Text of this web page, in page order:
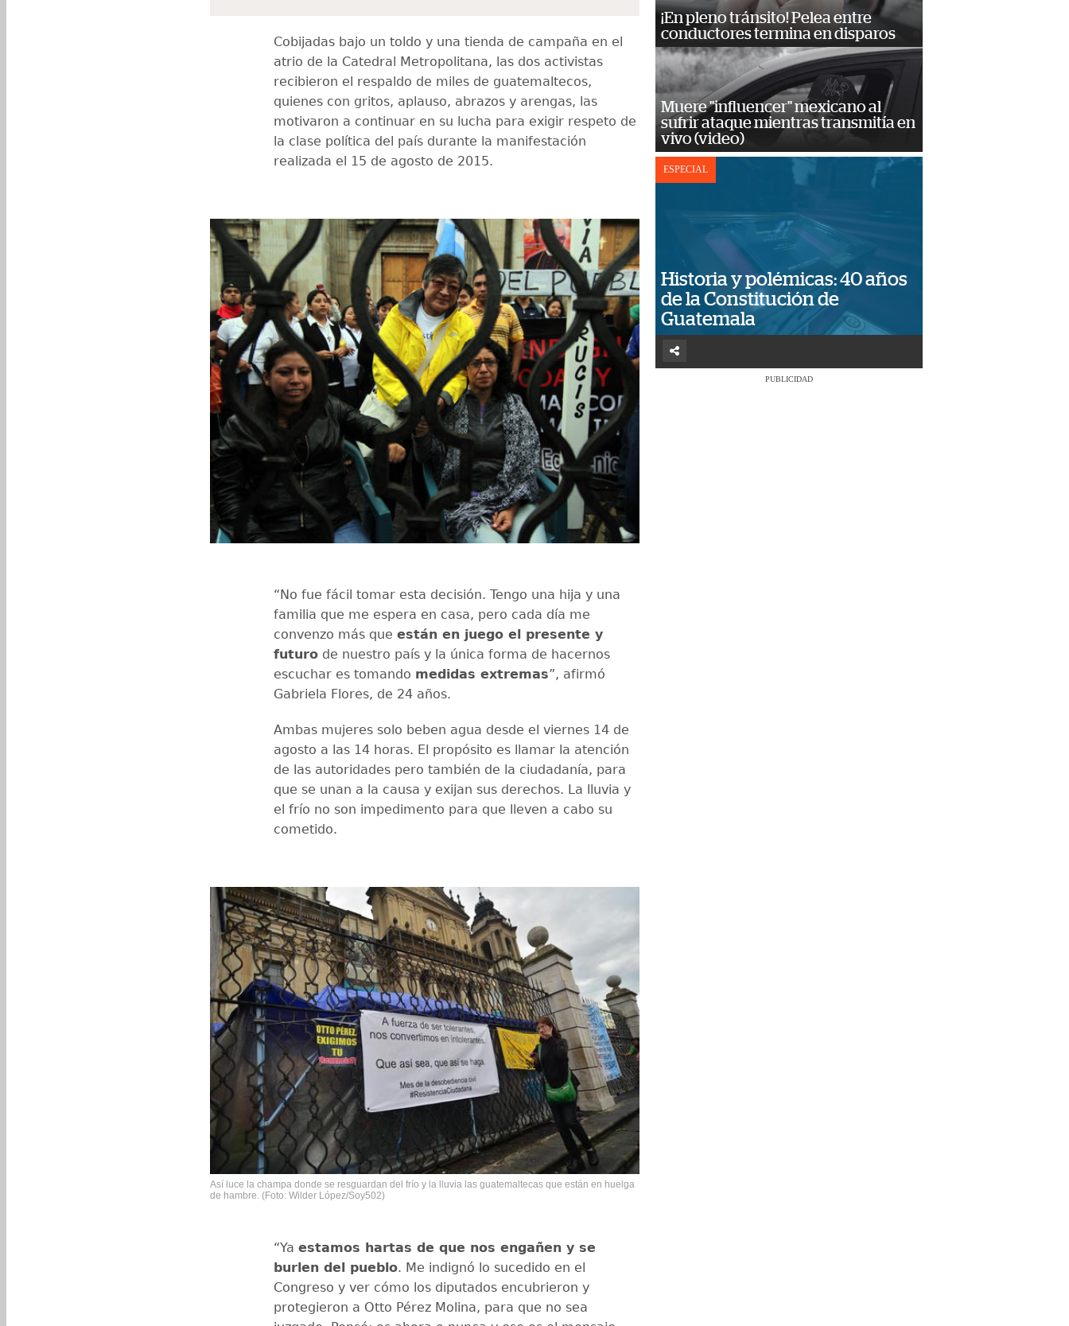
Cobijadas bajo un toldo y una tienda de campaña en el
atrio de la Catedral Metropolitana, las dos activistas
recibieron el respaldo de miles de guatemaltecos,
quienes con gritos, aplauso, abrazos y arengas, las
motivaron a continuar en su lucha para exigir respeto de
la clase política del país durante la manifestación
realizada el 15 de agosto de 2015.
“No fue fácil tomar esta decisión. Tengo una hija y una
familia que me espera en casa, pero cada día me
convenzo más que están en juego el presente y
futuro de nuestro país y la única forma de hacernos
escuchar es tomando medidas extremas”, afirmó
Gabriela Flores, de 24 años.
Ambas mujeres solo beben agua desde el viernes 14 de
agosto a las 14 horas. El propósito es llamar la atención
de las autoridades pero también de la ciudadanía, para
que se unan a la causa y exijan sus derechos. La lluvia y
el frío no son impedimento para que lleven a cabo su
cometido.
Así luce la champa donde se resguardan del frío y la lluvia las guatemaltecas que están en huelga
de hambre. (Foto: Wilder López/Soy502)
“Ya estamos hartas de que nos engañen y se
burlen del pueblo. Me indignó lo sucedido en el
Congreso y ver cómo los diputados encubrieron y
protegieron a Otto Pérez Molina, para que no sea
¡En pleno tránsito! Pelea entre
conductores termina en disparos
Muere "influencer" mexicano al
sufrir ataque mientras transmitía en
vivo (video)
ESPECIAL
Historia y polémicas: 40 años
de la Constitución de
Guatemala
PUBLICIDAD